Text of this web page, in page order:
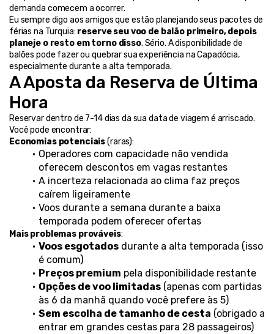
demanda comecem a ocorrer.
Eu sempre digo aos amigos que estão planejando seus pacotes de
férias na Turquia: reserve seu voo de balão primeiro, depois
planeje o resto em torno disso. Sério. A disponibilidade de
balões pode fazer ou quebrar sua experiência na Capadócia,
especialmente durante a alta temporada.
A Aposta da Reserva de Última
Hora
Reservar dentro de 7-14 dias da sua data de viagem é arriscado.
Você pode encontrar:
Economias potenciais (raras):
Operadores com capacidade não vendida
oferecem descontos em vagas restantes
A incerteza relacionada ao clima faz preços
caírem ligeiramente
Voos durante a semana durante a baixa
temporada podem oferecer ofertas
Mais problemas prováveis:
Voos esgotados durante a alta temporada (isso
é comum)
Preços premium pela disponibilidade restante
Opções de voo limitadas (apenas com partidas
às 6 da manhã quando você prefere às 5)
Sem escolha de tamanho de cesta (obrigado a
entrar em grandes cestas para 28 passageiros)